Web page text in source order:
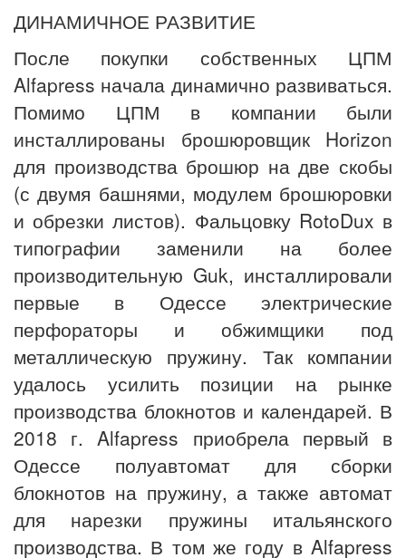
ДИНАМИЧНОЕ РАЗВИТИЕ
После покупки собственных ЦПМ
Alfapress начала динамично развиваться.
Помимо ЦПМ в компании были
инсталлированы брошюровщик Horizon
для производства брошюр на две скобы
(с двумя башнями, модулем брошюровки
и обрезки листов). Фальцовку RotoDux в
типографии заменили на более
производительную Guk, инсталлировали
первые в Одессе электрические
перфораторы и обжимщики под
металлическую пружину. Так компании
удалось усилить позиции на рынке
производства блокнотов и календарей. В
2018 г. Alfapress приобрела первый в
Одессе полуавтомат для сборки
блокнотов на пружину, а также автомат
для нарезки пружины итальянского
производства. В том же году в Alfapress